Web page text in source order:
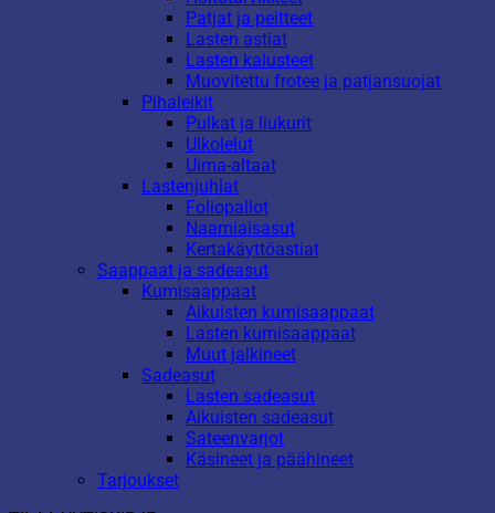
Patjat ja peitteet
Lasten astiat
Lasten kalusteet
Muovitettu frotee ja patjansuojat
Pihaleikit
Pulkat ja liukurit
Ulkolelut
Uima-altaat
Lastenjuhlat
Foliopallot
Naamiaisasut
Kertakäyttöastiat
Saappaat ja sadeasut
Kumisaappaat
Aikuisten kumisaappaat
Lasten kumisaappaat
Muut jalkineet
Sadeasut
Lasten sadeasut
Aikuisten sadeasut
Sateenvarjot
Käsineet ja päähineet
Tarjoukset